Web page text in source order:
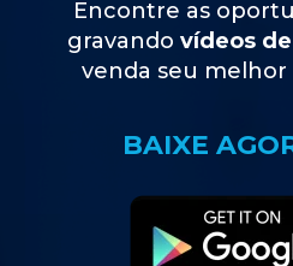
Encontre as
gravando vídeos
venda seu
BAIXE